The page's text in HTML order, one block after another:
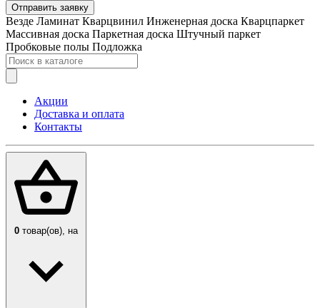
Отправить заявку
Везде Ламинат Кварцвинил Инженерная доска Кварцпаркет
Массивная доска Паркетная доска Штучный паркет
Пробковые полы Подложка
Акции
Доставка и оплата
Контакты
0 товар(ов), на